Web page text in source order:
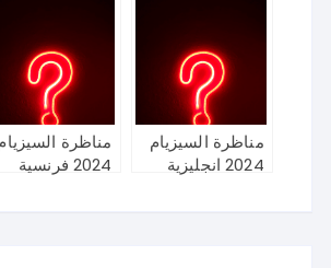
مناظرة السيزيام
2024 انجليزية
مناظرة
2024 فرنسية